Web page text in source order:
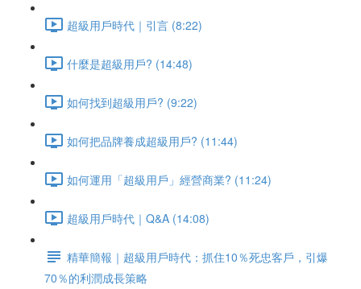
超級用戶時代｜引言 (8:22)
什麼是超級用戶? (14:48)
如何找到超級用戶? (9:22)
如何把品牌養成超級用戶? (11:44)
如何運用「超級用戶」經營商業? (11:24)
超級用戶時代｜Q&A (14:08)
精華簡報｜超級用戶時代：抓住10％死忠客戶，引爆
70％的利潤成長策略